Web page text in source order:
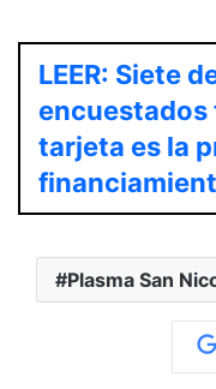
LEER: Siete
encuestados
tarjeta es la
Plasma San